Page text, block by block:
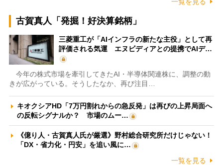
古賀真人「発掘！好決算銘柄」
三菱重工が「AIインフラの新たな主役」として再
評価される気運 エヌビディアとの提携でAIデ…
今年の株式市場を牽引してきたAI・半導体関連株に、調整の動
きが広がっている。そうしたなか、再び注目…
キオクシアHD「7万円割れからの急反発」は再びの上昇局面へ
の反転シグナルか？ 市場のムー…
《億り人・古賀真人氏が厳選》野村総合研究所だけじゃない！
「DX・省力化・円安」を追い風に…
一覧を見る